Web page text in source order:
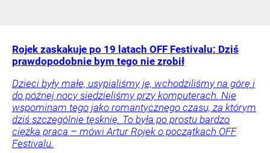
Rojek zaskakuje po 19 latach OFF Festivalu: Dziś
prawdopodobnie bym tego nie zrobił
Dzieci były małe, usypialiśmy je, wchodziliśmy na górę i
do późnej nocy siedzieliśmy przy komputerach. Nie
wspominam tego jako romantycznego czasu, za którym
dziś szczególnie tęsknię. To była po prostu bardzo
ciężka praca – mówi Artur Rojek o początkach OFF
Festivalu.